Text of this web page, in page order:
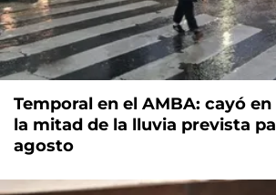
Temporal en el AMBA: cayó
la mitad de la lluvia prevista
agosto